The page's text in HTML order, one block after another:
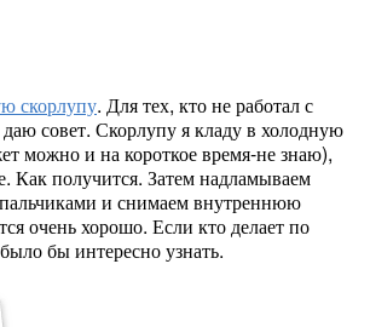
скорлупу. Для тех, кто не работал с
совет. Скорлупу я кладу в холодную
можно и на короткое время-не знаю),
Как получится. Затем надламываем
и снимаем внутреннюю
очень хорошо. Если кто делает по
бы интересно узнать.